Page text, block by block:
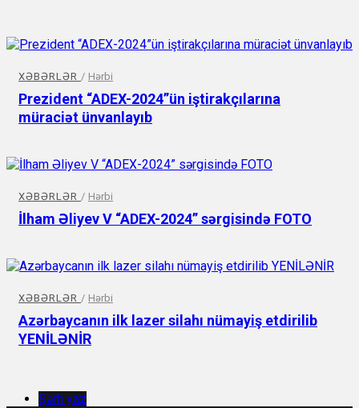
XƏBƏRLƏR / Hərbi
Prezident “ADEX-2024”ün iştirakçılarına
müraciət ünvanlayıb
XƏBƏRLƏR / Hərbi
İlham Əliyev V “ADEX-2024” sərgisində FOTO
XƏBƏRLƏR / Hərbi
Azərbaycanın ilk lazer silahı nümayiş etdirilib
YENİLƏNİR
Şərh yaz